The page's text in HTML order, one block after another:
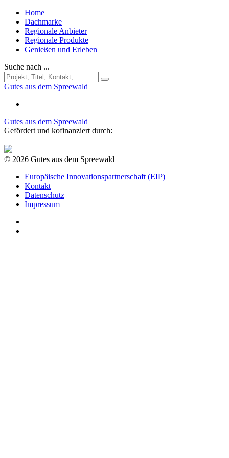
Home
Dachmarke
Regionale Anbieter
Regionale Produkte
Genießen und Erleben
Suche nach ...
Gutes aus dem Spreewald
Gutes aus dem Spreewald
Gefördert und kofinanziert durch:
© 2026 Gutes aus dem Spreewald
Europäische Innovationspartnerschaft (EIP)
Kontakt
Datenschutz
Impressum